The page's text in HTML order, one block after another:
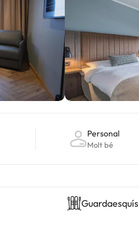
Personal
Molt bé
Guardaesquís